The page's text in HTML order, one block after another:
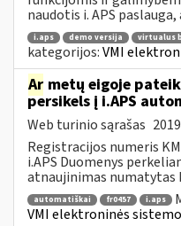
naudotis i. APS paslauga,
i.aps demo versija virtualus
kategorijos:VMI
Ar metų eigoje
persikels į i.APS
Web turinio sąrašas
Registracijos numeris
i.APS Duomenys
atnaujinimas numatytas
automatiškai fr0457 i.aps
VMI elektroninės